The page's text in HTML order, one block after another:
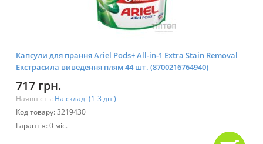
Капсули для прання Ariel Pods+ All-in-1 Extra Stain Removal
Екстрасила виведення плям 44 шт. (8700216764940)
717 грн.
Наявність: На складі (1-3 дні)
Код товару: 3219430
Гарантія: 0 міс.